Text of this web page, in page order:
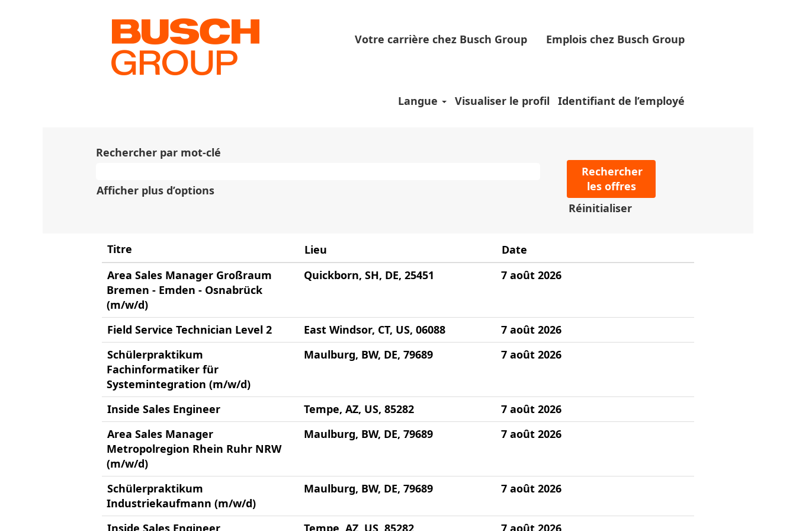
Votre carrière chez Busch Group Emplois chez Busch Group
Langue Visualiser le profil Identifiant de l’employé
chez Busch
actuelle)
Résultats de la recherche pour
Il n’y a actuellement aucun poste vacant correspondant à «
Rechercher par mot-clé
Afficher plus d’options
Réinitialiser
Titre Lieu
Date
Area Sales Manager Großraum
Bremen - Emden - Osnabrück
(m/w/d)
Quickborn, SH, DE, 25451 7 août 2026
Field Service Technician Level 2 East Windsor, CT, US, 06088
7 août 2026
Schülerpraktikum
Fachinformatiker für
Systemintegration (m/w/d)
Maulburg, BW, DE, 79689 7 août 2026
Inside Sales Engineer Tempe, AZ, US, 85282
7 août 2026
Area Sales Manager
Metropolregion Rhein Ruhr NRW
(m/w/d)
Maulburg, BW, DE, 79689 7 août 2026
Schülerpraktikum
Industriekaufmann (m/w/d)
Maulburg, BW, DE, 79689 7 août 2026
Inside Sales Engineer Tempe, AZ, US, 85282 7 août 2026